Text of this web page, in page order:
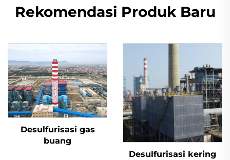
Rekomendasi Produk Baru
Desulfurisasi gas
buang
Desulfurisasi kering